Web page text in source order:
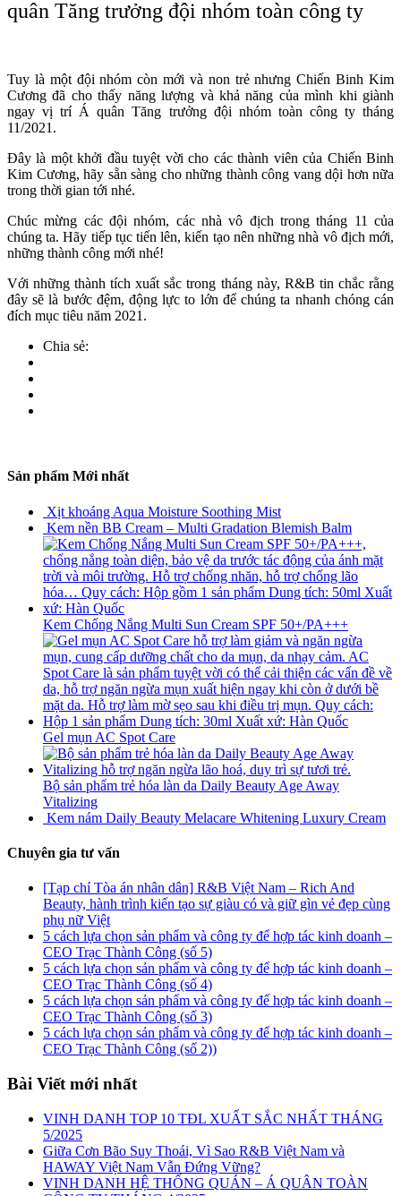
quân Tăng trưởng đội nhóm toàn công ty
Tuy là một đội nhóm còn mới và non trẻ nhưng Chiến Binh Kim
Cương đã cho thấy năng lượng và khả năng của mình khi giành
ngay vị trí Á quân Tăng trưởng đội nhóm toàn công ty tháng
11/2021.
Đây là một khởi đầu tuyệt vời cho các thành viên của Chiến Binh
Kim Cương, hãy sẵn sàng cho những thành công vang dội hơn nữa
trong thời gian tới nhé.
Chúc mừng các đội nhóm, các nhà vô địch trong tháng 11 của
chúng ta. Hãy tiếp tục tiến lên, kiến tạo nên những nhà vô địch mới,
những thành công mới nhé!
Với những thành tích xuất sắc trong tháng này, R&B tin chắc rằng
đây sẽ là bước đệm, động lực to lớn để chúng ta nhanh chóng cán
đích mục tiêu năm 2021.
Chia sẻ:
Sản phẩm Mới nhất
Xịt khoáng Aqua Moisture Soothing Mist
Kem nền BB Cream – Multi Gradation Blemish Balm
Kem Chống Nắng Multi Sun Cream SPF 50+/PA+++
Gel mụn AC Spot Care
Bộ sản phẩm trẻ hóa làn da Daily Beauty Age Away
Vitalizing
Kem nám Daily Beauty Melacare Whitening Luxury Cream
Chuyên gia tư vấn
[Tạp chí Tòa án nhân dân] R&B Việt Nam – Rich And
Beauty, hành trình kiến tạo sự giàu có và giữ gìn vẻ đẹp cùng
phụ nữ Việt
5 cách lựa chọn sản phẩm và công ty để hợp tác kinh doanh –
CEO Trạc Thành Công (số 5)
5 cách lựa chọn sản phẩm và công ty để hợp tác kinh doanh –
CEO Trạc Thành Công (số 4)
5 cách lựa chọn sản phẩm và công ty để hợp tác kinh doanh –
CEO Trạc Thành Công (số 3)
5 cách lựa chọn sản phẩm và công ty để hợp tác kinh doanh –
CEO Trạc Thành Công (số 2))
Bài Viết mới nhất
VINH DANH TOP 10 TĐL XUẤT SẮC NHẤT THÁNG
5/2025
Giữa Cơn Bão Suy Thoái, Vì Sao R&B Việt Nam và
HAWAY Việt Nam Vẫn Đứng Vững?
VINH DANH HỆ THỐNG QUÁN – Á QUÂN TOÀN